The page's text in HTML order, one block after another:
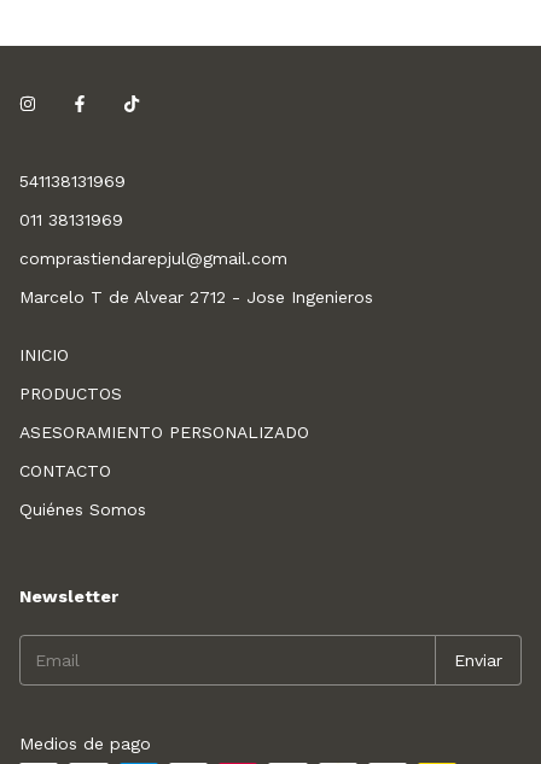
541138131969
011 38131969
comprastiendarepjul@gmail.com
Marcelo T de Alvear 2712 - Jose Ingenieros
INICIO
PRODUCTOS
ASESORAMIENTO PERSONALIZADO
CONTACTO
Quiénes Somos
Newsletter
Medios de pago